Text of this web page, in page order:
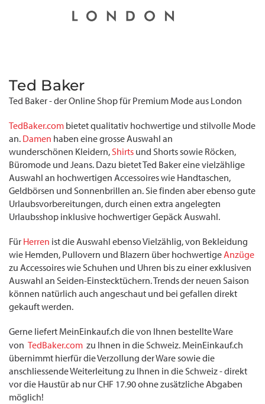
Ted Baker
Ted Baker - der Online Shop für Premium Mode aus London
TedBaker.com bietet qualitativ hochwertige und stilvolle Mode
an. Damen haben eine grosse Auswahl an
wunderschönen Kleidern,Shirts und Shorts sowie Röcken,
Büromode und Jeans. Dazu bietet Ted Baker eine vielzählige
Auswahl an hochwertigen Accessoires wie Handtaschen,
Geldbörsen und Sonnenbrillen an. Sie finden aber ebenso gute
Urlaubsvorbereitungen, durch einen extra angelegten
Urlaubsshop inklusive hochwertiger Gepäck Auswahl.
Für Herren ist die Auswahl ebenso Vielzählig, von Bekleidung
wie Hemden, Pullovern und Blazern über hochwertigeAnzüge
zu Accessoires wie Schuhen und Uhren bis zu einer exklusiven
Auswahl an Seiden-Einstecktüchern. Trends der neuen Saison
können natürlich auch angeschaut und bei gefallen direkt
gekauft werden.
Gerne liefert MeinEinkauf.ch die von Ihnen bestellte Ware
von TedBaker.com zu Ihnen in die Schweiz. MeinEinkauf.ch
übernimmt hierfür die Verzollung der Ware sowie die
anschliessende Weiterleitung zu Ihnen in die Schweiz - direkt
vor die Haustür ab nur CHF 17.90 ohne zusätzliche Abgaben
möglich!